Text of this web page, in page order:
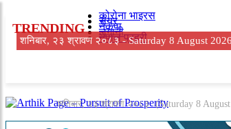
TRENDING
कोरोना भाइरस
सेयर
नेकपा
लगानी
नेपाल प्रहरी
शनिबार, २३ श्रावण २०८३ (Saturday 8
शनिबार, २३ श्रावण २०८३ -Saturday 8 August 2026